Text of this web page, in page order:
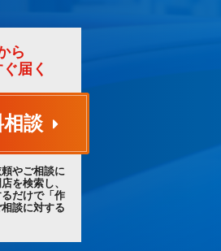
ら
届く
談
やご相談に
を検索し、
だけで「作
談に対する